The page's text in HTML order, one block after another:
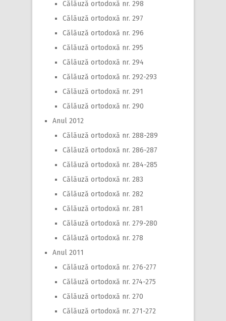
Călăuză ortodoxă nr. 298
Călăuză ortodoxă nr. 297
Călăuză ortodoxă nr. 296
Călăuză ortodoxă nr. 295
Călăuză ortodoxă nr. 294
Călăuză ortodoxă nr. 292-293
Călăuză ortodoxă nr. 291
Călăuză ortodoxă nr. 290
Anul 2012
Călăuză ortodoxă nr. 288-289
Călăuză ortodoxă nr. 286-287
Călăuză ortodoxă nr. 284-285
Călăuză ortodoxă nr. 283
Călăuză ortodoxă nr. 282
Călăuză ortodoxă nr. 281
Călăuză ortodoxă nr. 279-280
Călăuză ortodoxă nr. 278
Anul 2011
Călăuză ortodoxă nr. 276-277
Călăuză ortodoxă nr. 274-275
Călăuză ortodoxă nr. 270
Călăuză ortodoxă nr. 271-272